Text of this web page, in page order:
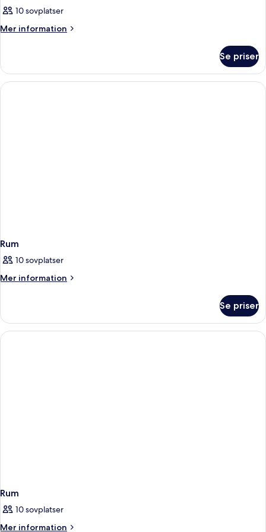
10 sovplatser
Mer information
Mer
Se priser
Rum
10 sovplatser
Mer information
Mer
Se priser
Rum
10 sovplatser
Mer information
Mer